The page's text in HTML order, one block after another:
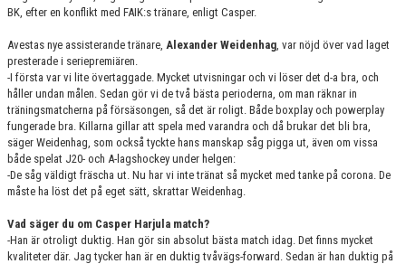
BK, efter en konflikt med FAIK:s tränare, enligt Casper.
Avestas nye assisterande tränare, Alexander Weidenhag , var nöjd över vad laget
presterade i seriepremiären.
-I första var vi lite övertaggade. Mycket utvisningar och vi löser det d-a bra, och
håller undan målen. Sedan gör vi de två bästa perioderna, om man räknar in
träningsmatcherna på försäsongen, så det är roligt. Både boxplay och powerplay
fungerade bra. Killarna gillar att spela med varandra och då brukar det bli bra,
säger Weidenhag, som också tyckte hans manskap såg pigga ut, även om vissa
både spelat J20- och A-lagshockey under helgen:
-De såg väldigt fräscha ut. Nu har vi inte tränat så mycket med tanke på corona. De
måste ha löst det på eget sätt, skrattar Weidenhag.
Vad säger du om Casper Harjula match?
-Han är otroligt duktig. Han gör sin absolut bästa match idag. Det finns mycket
kvaliteter där. Jag tycker han är en duktig tvåvägs-forward. Sedan är han duktig på